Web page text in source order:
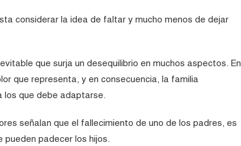
considerar la idea de faltar y mucho menos de dejar
que surja un desequilibrio en muchos aspectos. En
que representa, y en consecuencia, la familia
los que debe adaptarse.
señalan que el fallecimiento de uno de los padres, es
padecer los hijos.